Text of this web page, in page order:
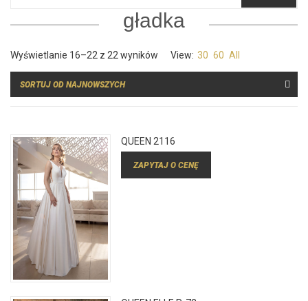
gładka
Wyświetlanie 16–22 z 22 wyników Posortowane
View: 30 60 All
QUEEN 2116
ZAPYTAJ O CENĘ